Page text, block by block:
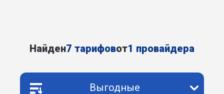
Найден7 тарифовот1 провайдера
Выгодные